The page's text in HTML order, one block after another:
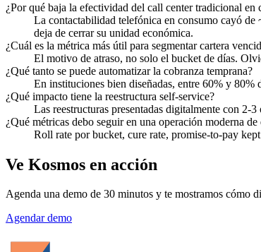
¿Por qué baja la efectividad del call center tradicional en
La contactabilidad telefónica en consumo cayó
deja de cerrar su unidad económica.
¿Cuál es la métrica más útil para segmentar cartera
El motivo de atraso, no solo el bucket de días.
¿Qué tanto se puede automatizar la cobranza temprana?
En instituciones bien diseñadas, entre 60% y 80%
¿Qué impacto tiene la reestructura self-service?
Las reestructuras presentadas digitalmente con 2-
¿Qué métricas debo seguir en una operación moderna de
Roll rate por bucket, cure rate, promise-to-pay
Ve Kosmos en acción
Agenda una demo de 30 minutos y te mostramos
Agendar demo